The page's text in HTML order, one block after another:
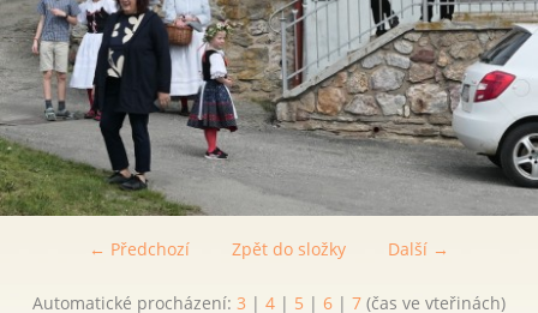
← Předchozí Další →
Zpět do složky
Automatické procházení: 3 | 4 | 5 | 6 | 7 (čas ve vteřinách)